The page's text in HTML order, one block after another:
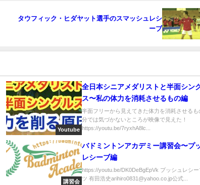
タウフィック・ヒダヤット選手のスマッシュレシ
ーブ
Youtube
全日本シニアメダリストと半面シン
ス〜私の体力を消耗させるもの編
半面フリーから見えてきた体力を消耗させるも
分では気づかないところが映像で見えた！
https://youtu.be/7ryxhA8lc...
講習会
バドミントンアカデミー講習会〜プ
レシーブ編
https://youtu.be/DK0DeBgEpVk プッシュレシ
ツ 有田浩史arihiro0831@yahoo.co.jp公式...